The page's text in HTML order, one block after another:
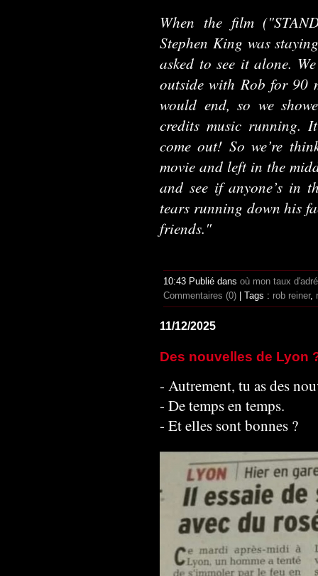
When the film
Stephen King was
asked to see it alone.
outside with Rob for 90
would end, so we
credits music running.
come out! So we’re
movie and left in the
and see if anyone’s in
tears running down his
friends."
10:43 Publié dans où mon taux
Commentaires (0) | Tags : rob reiner,
11/12/2025
Des nouvelles de Lyon
- Autrement, tu as des
- De temps en temps.
- Et elles sont bonnes ?